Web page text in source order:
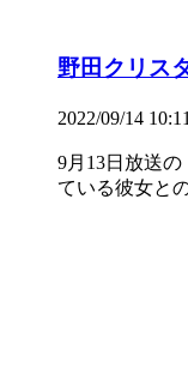
野田クリス
2022/09/14
9月13日放送
ている彼女と